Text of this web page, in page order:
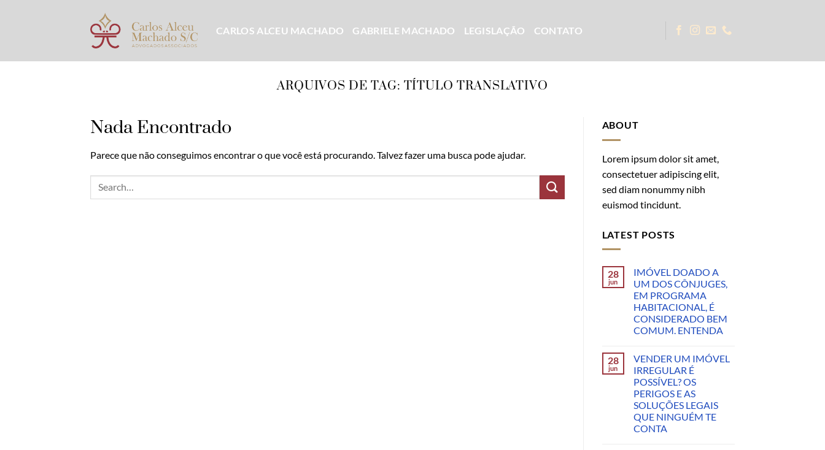
CARLOS ALCEU MACHADO GABRIELE MACHADO LEGISLAÇÃO CONTATO
ARQUIVOS DE TAG: TÍTULO TRANSLATIVO
Nada Encontrado
Parece que não conseguimos encontrar o que você está procurando. Talvez fazer uma busca pode ajudar.
ABOUT
Lorem ipsum dolor sit amet,
consectetuer adipiscing elit,
sed diam nonummy nibh
euismod tincidunt.
LATEST POSTS
28
jun
IMÓVEL DOADO A
UM DOS CÔNJUGES,
EM PROGRAMA
HABITACIONAL, É
CONSIDERADO BEM
COMUM. ENTENDA
28
jun
VENDER UM IMÓVEL
IRREGULAR É
POSSÍVEL? OS
PERIGOS E AS
SOLUÇÕES LEGAIS
QUE NINGUÉM TE
CONTA